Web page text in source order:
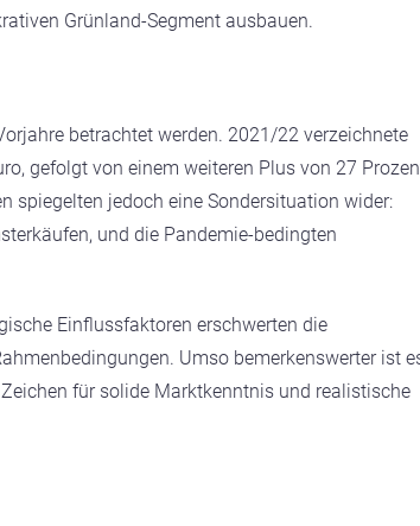
Grünland-Segment ausbauen.
betrachtet werden. 2021/22 verzeichnete
gefolgt von einem weiteren Plus von 27
spiegelten jedoch eine Sondersituation wider:
und die Pandemie-bedingten
Einflussfaktoren erschwerten die
Umso bemerkenswerter ist
für solide Marktkenntnis und realistische